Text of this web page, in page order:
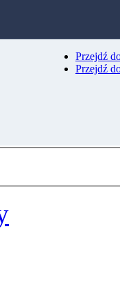
Przejdź
Przejdź